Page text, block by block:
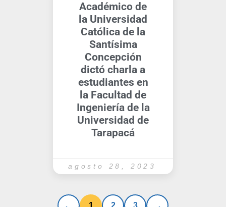
Académico de
la Universidad
Católica de la
Santísima
Concepción
dictó charla a
estudiantes en
la Facultad de
Ingeniería de la
Universidad de
Tarapacá
agosto 28, 2023
1 2 3